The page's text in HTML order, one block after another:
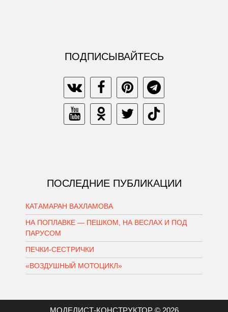
ПОДПИСЫВАЙТЕСЬ
ПОСЛЕДНИЕ ПУБЛИКАЦИИ
КАТАМАРАН ВАХЛАМОВА
НА ПОПЛАВКЕ — ПЕШКОМ, НА ВЕСЛАХ И ПОД
ПАРУСОМ
ПЕЧКИ-СЕСТРИЧКИ
«ВОЗДУШНЫЙ МОТОЦИКЛ»
МОДЕЛИСТ-КОНСТРУКТОР © 2026